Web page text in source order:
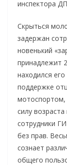
инспектора
Скрыться
задержан
новенький
принадлежит
находился
поддержке
мотоспортом,
силу
сотрудники
без прав.
сознает
общего